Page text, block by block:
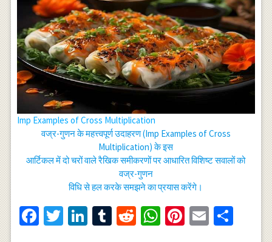
Imp Examples of Cross Multiplication
वज्र-गुणन के महत्त्वपूर्ण उदाहरण (Imp Examples of Cross
Multiplication) के इस
आर्टिकल में दो चरों वाले रैखिक समीकरणों पर आधारित विशिष्ट सवालों को
वज्र-गुणन
विधि से हल करके समझने का प्रयास करेंगे।
Facebook
Twitter
LinkedIn
Tumblr
RedditWhatsApp
Pinterest
Email